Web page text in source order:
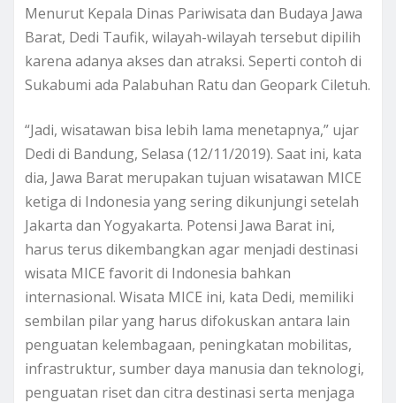
Menurut Kepala Dinas Pariwisata dan Budaya Jawa
Barat, Dedi Taufik, wilayah-wilayah tersebut dipilih
karena adanya akses dan atraksi. Seperti contoh di
Sukabumi ada Palabuhan Ratu dan Geopark Ciletuh.
“Jadi, wisatawan bisa lebih lama menetapnya,” ujar
Dedi di Bandung, Selasa (12/11/2019). Saat ini, kata
dia, Jawa Barat merupakan tujuan wisatawan MICE
ketiga di Indonesia yang sering dikunjungi setelah
Jakarta dan Yogyakarta. Potensi Jawa Barat ini,
harus terus dikembangkan agar menjadi destinasi
wisata MICE favorit di Indonesia bahkan
internasional. Wisata MICE ini, kata Dedi, memiliki
sembilan pilar yang harus difokuskan antara lain
penguatan kelembagaan, peningkatan mobilitas,
infrastruktur, sumber daya manusia dan teknologi,
penguatan riset dan citra destinasi serta menjaga